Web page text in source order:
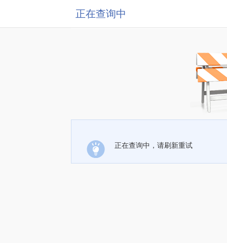
正在查询中
正在查询中，请刷新重试